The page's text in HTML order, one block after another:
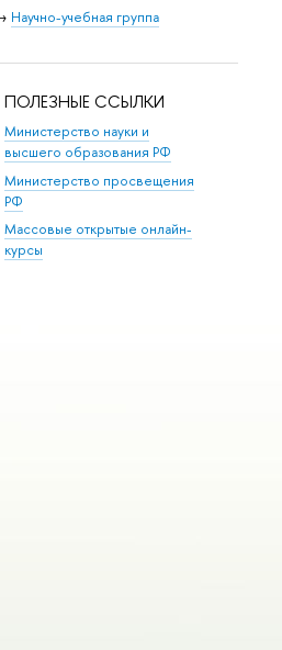
Научно-учебная группа
ПОЛЕЗНЫЕ ССЫЛКИ
Министерство науки и
высшего образования РФ
Министерство просвещения
РФ
Массовые открытые онлайн-
курсы